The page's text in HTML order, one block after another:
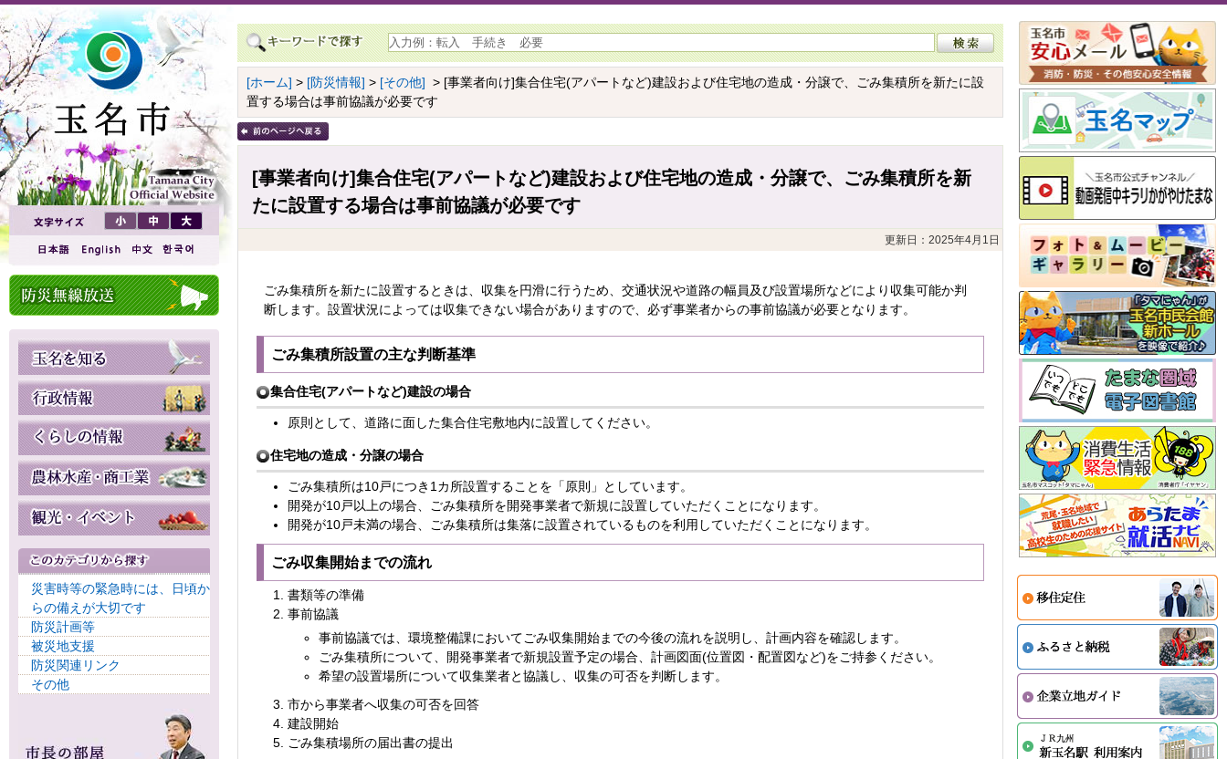
災害時等の緊急時には、日頃か
らの備えが大切です
防災計画等
被災地支援
防災関連リンク
その他
[ホーム] > [防災情報] > [その他] > [事業者向け]集合住宅(アパートなど)建設および住宅地の造成・分譲で、ごみ集積所を新たに設
置する場合は事前協議が必要です
[事業者向け]集合住宅(アパートなど)建設および住宅地の造成・分譲で、ごみ集積所を新
たに設置する場合は事前協議が必要です
更新日：2025年4月1日
ごみ集積所を新たに設置するときは、収集を円滑に行うため、交通状況や道路の幅員及び設置場所などにより収集可能か判
断します。設置状況によっては収集できない場合がありますので、必ず事業者からの事前協議が必要となります。
ごみ集積所設置の主な判断基準
集合住宅(アパートなど)建設の場合
原則として、道路に面した集合住宅敷地内に設置してください。
住宅地の造成・分譲の場合
ごみ集積所は10戸につき1カ所設置することを「原則」としています。
開発が10戸以上の場合、ごみ集積所を開発事業者で新規に設置していただくことになります。
開発が10戸未満の場合、ごみ集積所は集落に設置されているものを利用していただくことになります。
ごみ収集開始までの流れ
書類等の準備
事前協議
事前協議では、環境整備課においてごみ収集開始までの今後の流れを説明し、計画内容を確認します。
ごみ集積所について、開発事業者で新規設置予定の場合、計画図面(位置図・配置図など)をご持参ください。
希望の設置場所について収集業者と協議し、収集の可否を判断します。
市から事業者へ収集の可否を回答
建設開始
ごみ集積場所の届出書の提出